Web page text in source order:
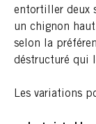
entortiller deux
un chignon
selon la
déstructuré qui
Les variations